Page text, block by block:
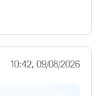
10:42, 09/08/2026